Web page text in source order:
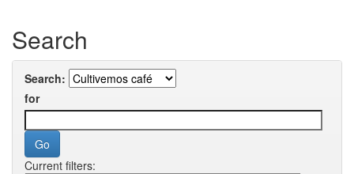
Search
Search:
for
Current filters: